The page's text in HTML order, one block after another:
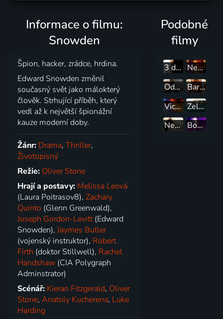
Informace o filmu:
Snowden
Špion, hacker, zrádce, hrdina.
Edward Snowden změnil
současný svět jako málokterý
člověk. Strhující příběh, který
vedl až k největší špionážní
kauze moderní doby.
Žánr: Drama,Thriller,
Životopisný
Režie: Oliver Stone
Hrají a postavy: Melissa Leová
(Laura Poitrasov8),Zachary
Quinto (Glenn Greenwald),
Joseph Gordon-Levitt(Edward
Snowden),Jaymes Butler
(vojenský instruktor), Robert
Firth (doktor Stillwell), Rachel
Handshaw (CIA Polygraph
Adminstrator)
Scénář: Kieran Fitzgerald, Oliver
Stone,Anatoly Kucherena, Luke
Harding
Podobné
filmy
3 dni na zabitie
Neon Demon
Odsouzení
Barva vítězství
Victoria
Zelená kniha
Nedotknutelní
Bohemian Rhapsody